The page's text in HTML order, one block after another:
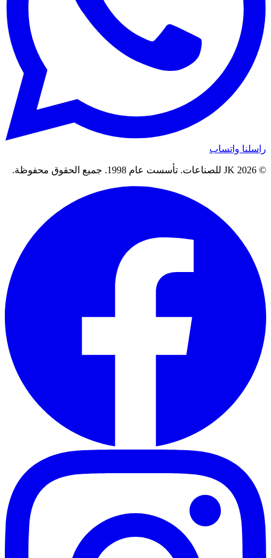
راسلنا واتساب
© 2026 JK للصناعات. تأسست عام 1998. جميع الحقوق محفوظة.